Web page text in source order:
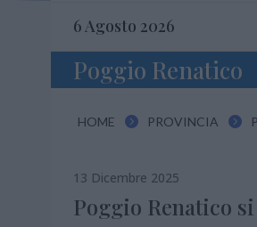
6 Agosto 2026
Poggio Renatico
HOME  PROVINCIA 
13 Dicembre 2025
Poggio Renatico